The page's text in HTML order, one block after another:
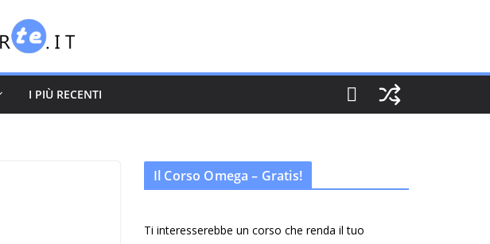
I PIÙ RECENTI
Il Corso Omega – Gratis!
Ti interesserebbe un corso che renda il tuo